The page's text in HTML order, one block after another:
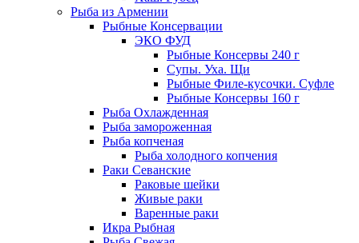
Рыба из Армении
Рыбные Консервации
ЭКО ФУД
Рыбные Консервы 240 г
Супы. Уха. Щи
Рыбные Филе-кусочки. Суфле
Рыбные Консервы 160 г
Рыба Охлажденная
Рыба замороженная
Рыба копченая
Рыба холодного копчения
Раки Севанские
Раковые шейки
Живые раки
Варенные раки
Икра Рыбная